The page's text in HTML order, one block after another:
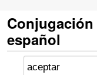
español